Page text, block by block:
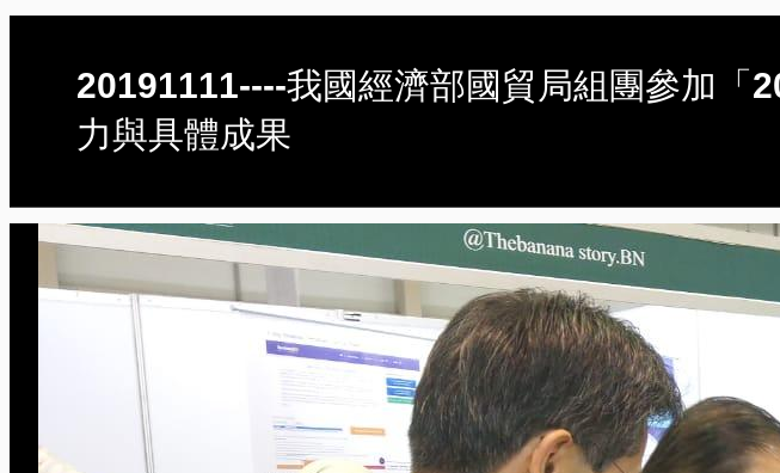
20191111----我國經濟部國貿局組團參加「
力與具體成果